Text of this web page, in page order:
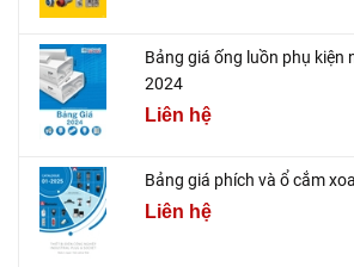
Bảng giá ống luồn phụ kiện
2024
Liên hệ
Bảng giá phích và ổ cắm
Liên hệ